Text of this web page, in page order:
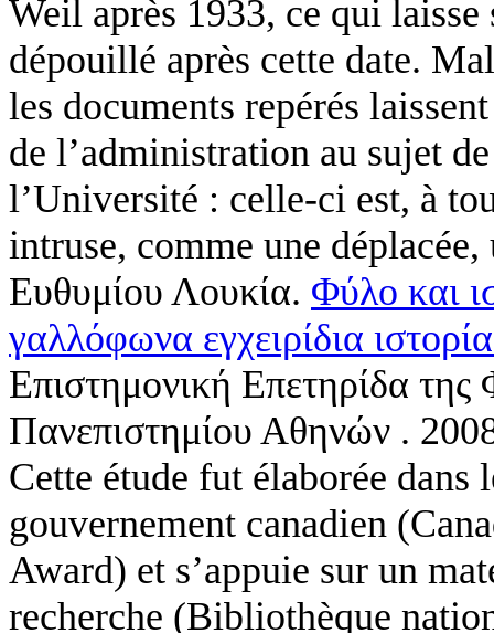
Weil après 1933, ce qui
dépouillé après cette date.
les documents repérés
de l’administration au sujet
l’Université : celle-ci est, à
intruse, comme une
Ευθυμίου Λουκία. Φύλο και
γαλλόφωνα εγχειρίδια
Επιστημονική Επετηρίδα
Πανεπιστημίου Αθηνών .
Cette étude fut élaborée dans
gouvernement canadien
Award) et s’appuie sur un
recherche (Bibliothèque